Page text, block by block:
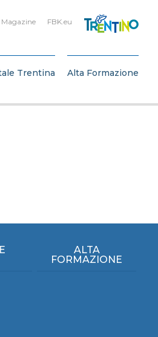
Magazine FBK.eu
Trentina Alta Formazione
ALTA
FORMAZIONE